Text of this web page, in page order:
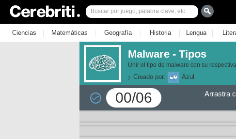
Ciencias | Matemáticas | Geografía | Historia | Lengua |
Malware - Tipos
Unir el tipo de malware con su
Creado por: Azul
00/06
Arrastra